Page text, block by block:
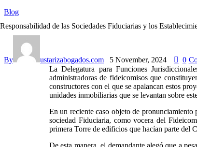
Blog
Responsabilidad de las Sociedades Fiduciarias y los
By ustarizabogados.com 5 November, 2024 0
La Delegatura para Funciones
administradoras de fideicomisos que
constructores con el que se apalancan estos
unidades inmobiliarias que se levantan sobre
En un reciente caso objeto de
sociedad Fiduciaria, como vocera del
primera Torre de edificios que hacían parte del